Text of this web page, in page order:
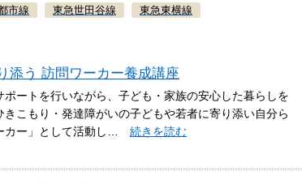
市線 東急世田谷線 東急東横線
添う 訪問ワーカー養成講座
ートを行いながら、子ども・家族の安心した暮らしを
こもり・発達障がいの子どもや若者に寄り添い自分ら
カー」として活動し… 続きを読む